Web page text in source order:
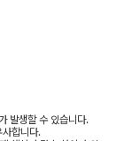
발생할 수 있습니다.
합니다.